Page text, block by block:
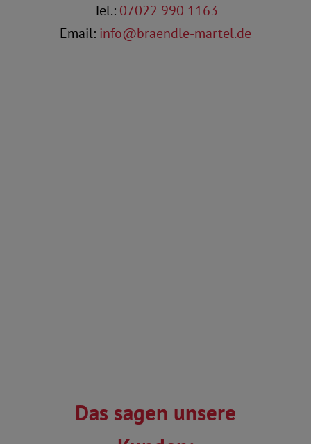
Tel.: 07022 990 1163
Email: info@braendle-martel.de
Das sagen unsere